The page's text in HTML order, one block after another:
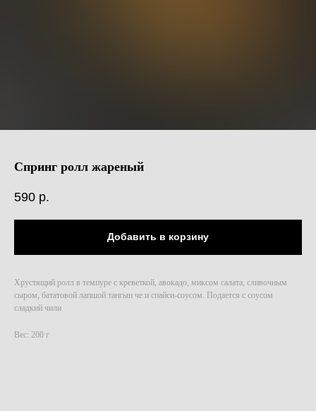
Спринг ролл жареный
590 р.
Добавить в корзину
Хрустящий ролл в темпуре с креветкой, авокадо, миксом салата, сливочным
сыром, бататовой лапшой тангын че и спайси-соусом. Подается с соусом
сладкий чили
Вес: 200 г